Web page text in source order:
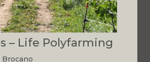
– Life Polyfarming
Brocano